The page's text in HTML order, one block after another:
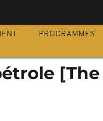
PROGRAMMES
[The